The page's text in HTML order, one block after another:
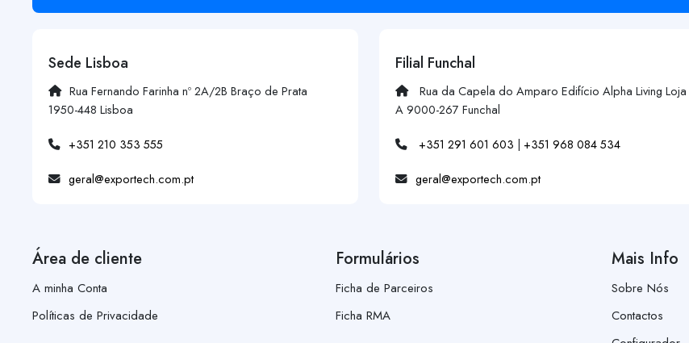
Sede Lisboa
Rua Fernando Farinha nº 2A/2B Braço de Prata
1950-448 Lisboa
+351 210 353 555
geral@exportech.com.pt
Filial Funchal
Rua da Capela do Amparo Edifício Alpha Living Loja
A 9000-267 Funchal
+351 291 601 603 | +351 968 084 534
geral@exportech.com.pt
Área de cliente
A minha Conta
Políticas de Privacidade
Formulários
Ficha de Parceiros
Ficha RMA
Mais Info
Sobre Nós
Contactos